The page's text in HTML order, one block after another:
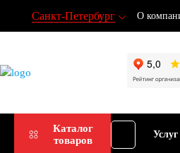
Санкт-Петербург О
Каталог
товаров
Подбор
Услуги